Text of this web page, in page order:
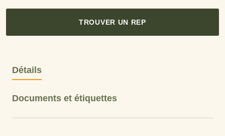
TROUVER UN REP
Détails
Documents et étiquettes